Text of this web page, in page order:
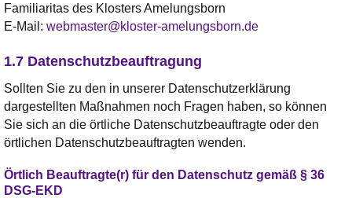
Familiaritas des Klosters Amelungsborn
E-Mail: webmaster@kloster-amelungsborn.de
1.7 Datenschutzbeauftragung
Sollten Sie zu den in unserer Datenschutzerklärung
dargestellten Maßnahmen noch Fragen haben, so können
Sie sich an die örtliche Datenschutzbeauftragte oder den
örtlichen Datenschutzbeauftragten wenden.
Örtlich Beauftragte(r) für den Datenschutz gemäß § 36
DSG-EKD